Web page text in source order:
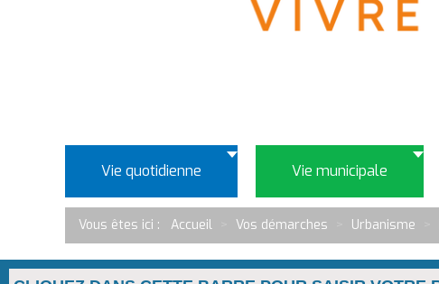
Vie quotidienne Vie municipale
Vous êtes ici : Accueil Vos démarches Urbanisme